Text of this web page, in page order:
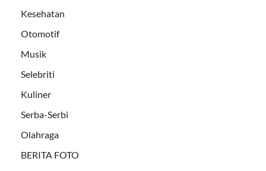
Kesehatan
Otomotif
Musik
Selebriti
Kuliner
Serba-Serbi
Olahraga
BERITA FOTO